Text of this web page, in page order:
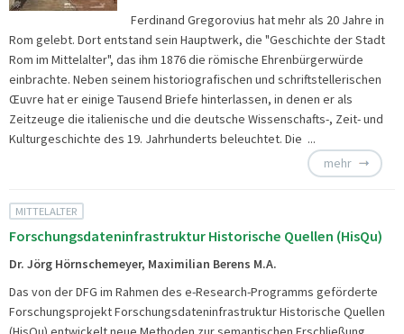
Ferdinand Gregorovius hat mehr als 20 Jahre in
Rom gelebt. Dort entstand sein Hauptwerk, die "Geschichte der Stadt
Rom im Mittelalter", das ihm 1876 die römische Ehrenbürgerwürde
einbrachte. Neben seinem historiografischen und schriftstellerischen
Œuvre hat er einige Tausend Briefe hinterlassen, in denen er als
Zeitzeuge die italienische und die deutsche Wissenschafts-, Zeit- und
Kulturgeschichte des 19. Jahrhunderts beleuchtet. Die ...
mehr
MITTELALTER
Forschungsdateninfrastruktur Historische Quellen (HisQu)
Dr. Jörg Hörnschemeyer, Maximilian Berens M.A.
Das von der DFG im Rahmen des e-Research-Programms geförderte
ForschungsprojektForschungsdateninfrastruktur Historische Quellen